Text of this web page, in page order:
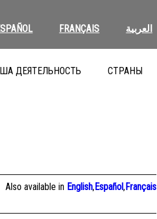
FRANÇAIS العربية
ДЕЯТЕЛЬНОСТЬ СТРАНЫ
Also available in English,Español,Français